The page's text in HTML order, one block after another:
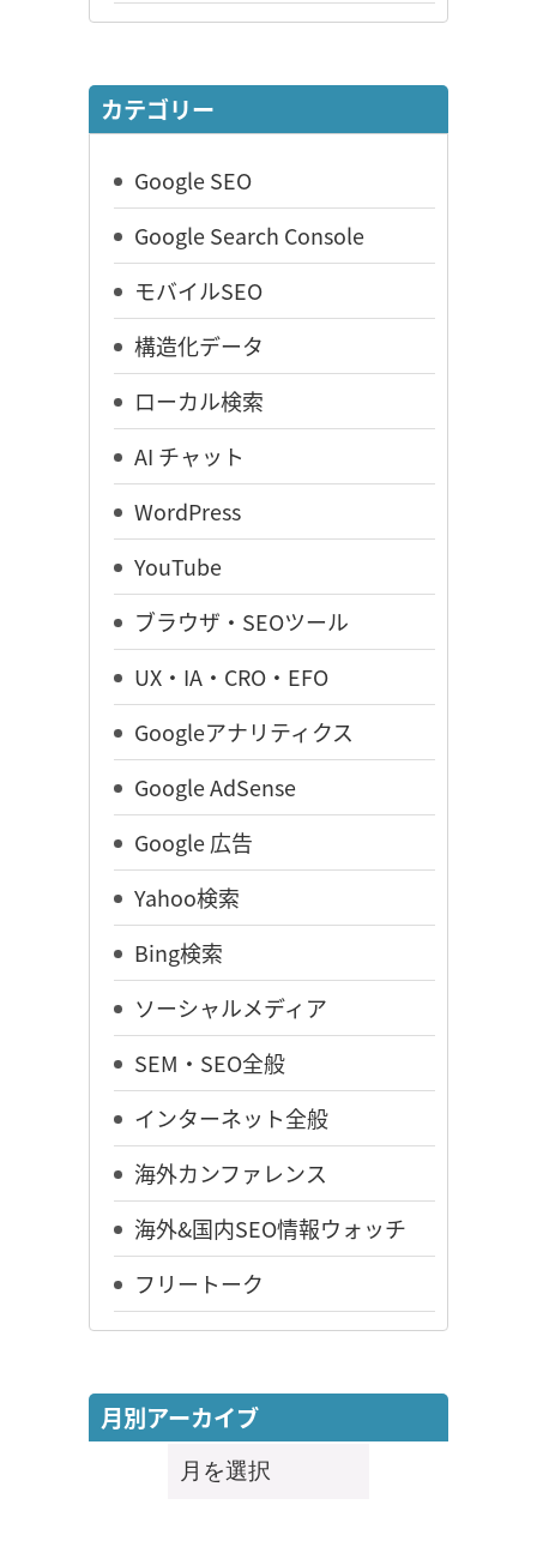
カテゴリー
Google SEO
Google Search Console
モバイルSEO
構造化データ
ローカル検索
AI チャット
WordPress
YouTube
ブラウザ・SEOツール
UX・IA・CRO・EFO
Googleアナリティクス
Google AdSense
Google 広告
Yahoo検索
Bing検索
ソーシャルメディア
SEM・SEO全般
インターネット全般
海外カンファレンス
海外&国内SEO情報ウォッチ
フリートーク
月別アーカイブ
月
別